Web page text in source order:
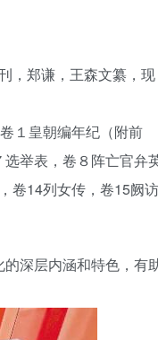
，郑谦，王森文纂，现
１皇朝编年纪（附前
举表，卷８阵亡官弁
卷14列女传，卷15阙访
深层内涵和特色，有